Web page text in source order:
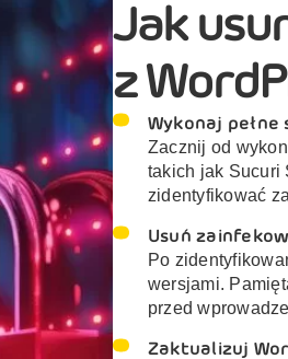
Jak
z
Wykonaj
Zacznij od
takich jak Sucuri
zidentyfikować
Usuń
Po
wersjami.
przed
Zaktualizuj